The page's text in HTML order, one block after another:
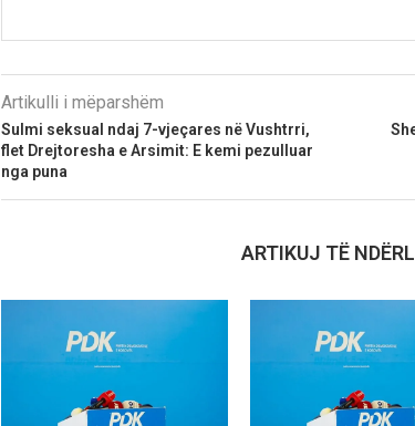
Artikulli i mëparshëm
Sulmi seksual ndaj 7-vjeçares në Vushtrri,
flet Drejtoresha e Arsimit: E kemi pezulluar
nga puna
ARTIKUJ TË